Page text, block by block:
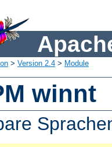
> Version 2.4 > Module
winnt